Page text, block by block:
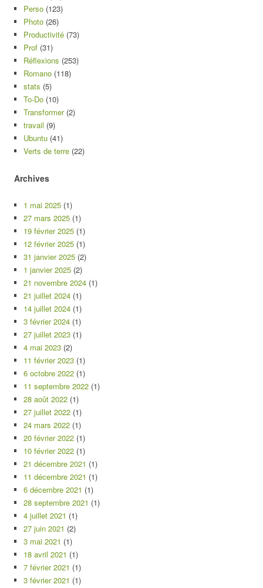
Perso (123)
Photo (26)
Productivité (73)
Prof (31)
Réflexions (253)
Romano (118)
stats (5)
To-Do (10)
Transformer(2)
travail (9)
Ubuntu (41)
Verts de terre (22)
Archives
1 mai 2025 (1)
27 mars 2025 (1)
19 février 2025 (1)
12 février 2025 (1)
31 janvier 2025 (2)
1 janvier 2025 (2)
21 novembre 2024 (1)
21 juillet 2024 (1)
14 juillet 2024 (1)
3 février 2024 (1)
27 juillet 2023 (1)
4 mai 2023 (2)
11 février 2023 (1)
6 octobre 2022 (1)
11 septembre 2022 (1)
28 août 2022 (1)
27 juillet 2022 (1)
24 mars 2022 (1)
20 février 2022 (1)
10 février 2022 (1)
21 décembre 2021 (1)
11 décembre 2021 (1)
6 décembre 2021 (1)
28 septembre 2021 (1)
4 juillet 2021 (1)
27 juin 2021 (2)
3 mai 2021 (1)
18 avril 2021 (1)
7 février 2021 (1)
3 février 2021 (1)